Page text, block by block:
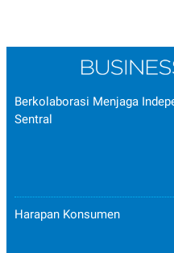
Berkolaborasi Menjaga
Sentral
Harapan Konsumen